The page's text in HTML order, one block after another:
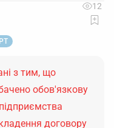
12
з тим, що
обов'язкову
договору